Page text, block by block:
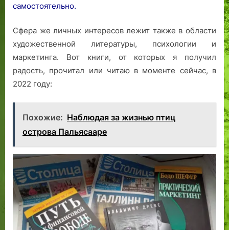
самостоятельно.
Сфера же личных интересов лежит также в области
художественной литературы, психологии и
маркетинга. Вот книги, от которых я получил
радость, прочитал или читаю в моменте сейчас, в
2022 году:
Похожие: Наблюдая за жизнью птиц
острова Пальясааре